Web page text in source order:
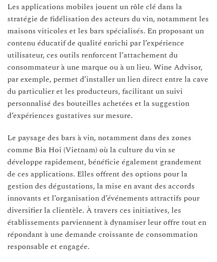
Les applications mobiles jouent un rôle clé dans la
stratégie de fidélisation des acteurs du vin, notamment les
maisons viticoles et les bars spécialisés. En proposant un
contenu éducatif de qualité enrichi par l’expérience
utilisateur, ces outils renforcent l’attachement du
consommateur à une marque ou à un lieu. Wine Advisor,
par exemple, permet d’installer un lien direct entre la cave
du particulier et les producteurs, facilitant un suivi
personnalisé des bouteilles achetées et la suggestion
d’expériences gustatives sur mesure.
Le paysage des bars à vin, notamment dans des zones
comme Bia Hoi (Vietnam) où la culture du vin se
développe rapidement, bénéficie également grandement
de ces applications. Elles offrent des options pour la
gestion des dégustations, la mise en avant des accords
innovants et l’organisation d’événements attractifs pour
diversifier la clientèle. À travers ces initiatives, les
établissements parviennent à dynamiser leur offre tout en
répondant à une demande croissante de consommation
responsable et engagée.